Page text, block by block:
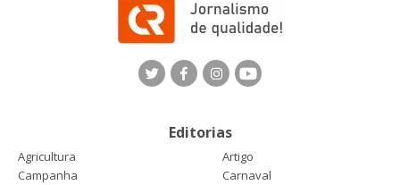
Editorias
Agricultura
Artigo
Campanha
Carnaval